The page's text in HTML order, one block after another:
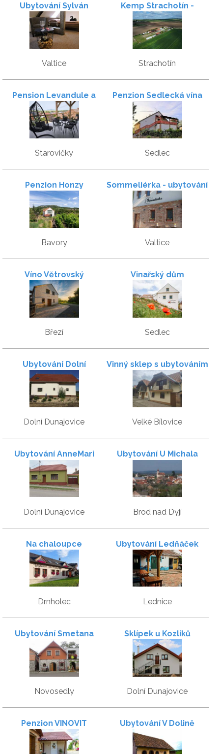
Ubytování Sylván
Valtice
Kemp Strachotín -
Ubytování v mobilních
domech
Strachotín
Pension Levandule a
Pálava
Starovičky
Penzion Sedlecká vína
Sedlec
Penzion Honzy
Bavory
Sommeliérka - ubytování
& vinný sklep
Valtice
Víno Větrovský
Březí
Vinařský dům
Sedlec
Ubytování Dolní
Dunajovice Boční 655
Dolní Dunajovice
Vinný sklep s ubytováním
Velké Bílovice
Ubytování AnneMari
Dolní Dunajovice
Ubytování U Michala
Brod nad Dyjí
Na chaloupce
Drnholec
Ubytování Ledňáček
Lednice
Ubytování Smetana
Novosedly
Sklípek u Kozlíků
Dolní Dunajovice
Penzion VINOVIT Ubytování V Dolině